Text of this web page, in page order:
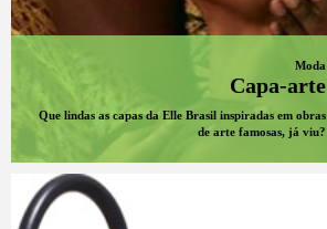
Moda
Capa-arte
Que lindas as capas da Elle Brasil inspiradas em obras
de arte famosas, já viu?